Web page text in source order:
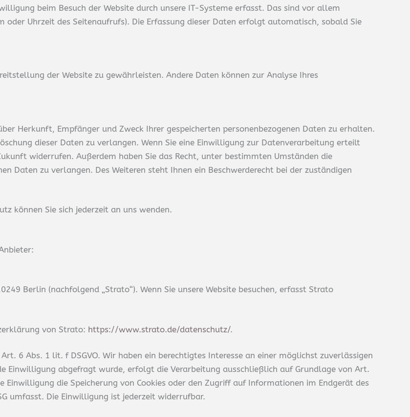
beim Besuch der Website durch unsere IT-Systeme erfasst. Das sind vor allem
oder Uhrzeit des Seitenaufrufs). Die Erfassung dieser Daten erfolgt automatisch, sobald Sie
der Website zu gewährleisten. Andere Daten können zur Analyse Ihres
Herkunft, Empfänger und Zweck Ihrer gespeicherten personenbezogenen Daten zu erhalten.
dieser Daten zu verlangen. Wenn Sie eine Einwilligung zur Datenverarbeitung erteilt
widerrufen. Außerdem haben Sie das Recht, unter bestimmten Umständen die
Daten zu verlangen. Des Weiteren steht Ihnen ein Beschwerderecht bei der zuständigen
können Sie sich jederzeit an uns wenden.
Berlin (nachfolgend „Strato“). Wenn Sie unsere Website besuchen, erfasst Strato
von Strato: https://www.strato.de/datenschutz/.
6 Abs. 1 lit. f DSGVO. Wir haben ein berechtigtes Interesse an einer möglichst zuverlässigen
Einwilligung abgefragt wurde, erfolgt die Verarbeitung ausschließlich auf Grundlage von Art.
Einwilligung die Speicherung von Cookies oder den Zugriff auf Informationen im Endgerät des
umfasst. Die Einwilligung ist jederzeit widerrufbar.